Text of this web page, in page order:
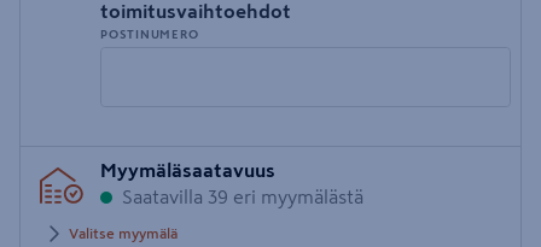
toimitusvaihtoehdot
POSTINUMERO
postinumero
Myymäläsaatavuus
Saatavilla 39 eri myymälästä
Valitse myymälä